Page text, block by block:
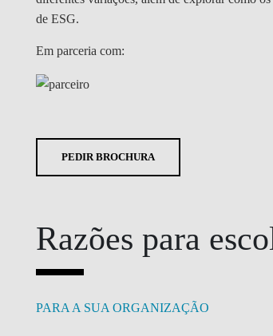
de ESG.
Em parceria com:
PEDIR BROCHURA
Razões para
PARA A SUA ORGANIZAÇÃO